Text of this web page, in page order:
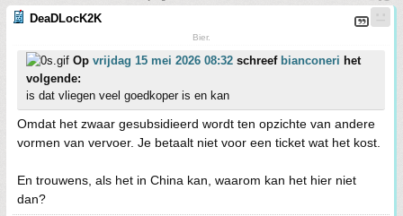
DeaDLocK2K
Bier.
Op vrijdag 15 mei 2026 08:32 schreef bianconeri het
volgende:
is dat vliegen veel goedkoper is en kan
Omdat het zwaar gesubsidieerd wordt ten opzichte van andere
vormen van vervoer. Je betaalt niet voor een ticket wat het kost.
En trouwens, als het in China kan, waarom kan het hier niet
dan?